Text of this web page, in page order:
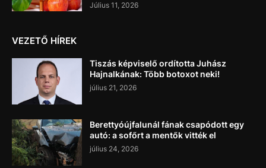
Július 11, 2026
VEZETŐ HÍREK
Tiszás képviselő ordította Juhász
Hajnalkának: Több botoxot neki!
július 21, 2026
Berettyóújfalunál fának csapódott egy
autó: a sofőrt a mentők vitték el
július 24, 2026